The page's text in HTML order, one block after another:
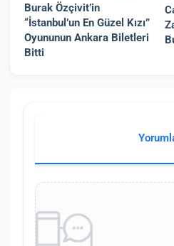
Burak Özçivit’in
“İstanbul’un En Güzel Kızı”
Oyununun Ankara Biletleri
Bitti